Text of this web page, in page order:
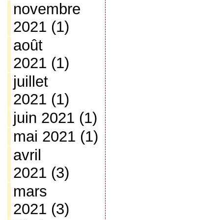
novembre
2021 (1)
août
2021 (1)
juillet
2021 (1)
juin 2021 (1)
mai 2021 (1)
avril
2021 (3)
mars
2021 (3)